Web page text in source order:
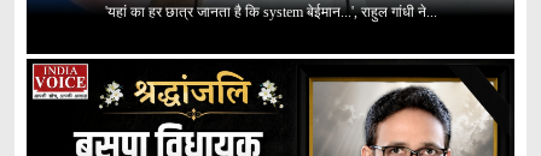
'यहां का हर छात्र जानता है कि system बेईमान...', राहुल गांधी ने...